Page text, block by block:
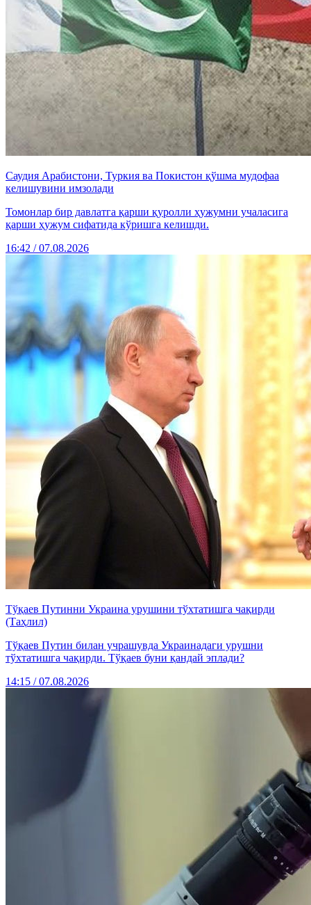
Саудия Арабистони, Туркия ва Покистон қўшма мудофаа
келишувини имзолади
Томонлар бир давлатга қарши қуролли ҳужумни учаласига
қарши ҳужум сифатида кўришга келишди.
16:42 / 07.08.2026
Тўқаев Путинни Украина урушини тўхтатишга чақирди
(Таҳлил)
Тўқаев Путин билан учрашувда Украинадаги урушни
тўхтатишга чақирди. Тўқаев буни қандай эплади?
14:15 / 07.08.2026